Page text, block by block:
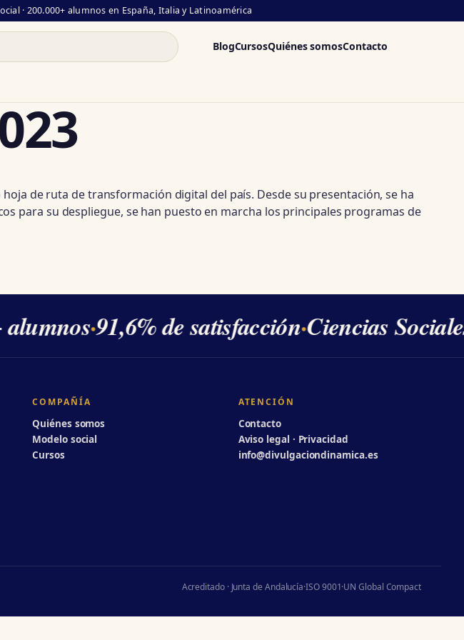
· 200.000+ alumnos en España, Italia y Latinoamérica
BlogCursosQuiénes somosContacto
de ruta de transformación digital del país. Desde su presentación, se ha
para su despliegue, se han puesto en marcha los principales programas de
·91,6% de satisfacción·Ciencias
COMPAÑÍA
Quiénes somos
Modelo social
Cursos
ATENCIÓN
Contacto
Aviso legal · Privacidad
info@divulgaciondinamica.es
Acreditado · Junta de Andalucía·ISO 9001·UN Global Compact